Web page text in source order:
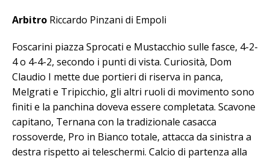
Arbitro Riccardo Pinzani di Empoli
Foscarini piazza Sprocati e Mustacchio sulle fasce, 4-2-
4 o 4-4-2, secondo i punti di vista. Curiosità, Dom
Claudio I mette due portieri di riserva in panca,
Melgrati e Tripicchio, gli altri ruoli di movimento sono
finiti e la panchina doveva essere completata. Scavone
capitano, Ternana con la tradizionale casacca
rossoverde, Pro in Bianco totale, attacca da sinistra a
destra rispetto ai teleschermi. Calcio di partenza alla